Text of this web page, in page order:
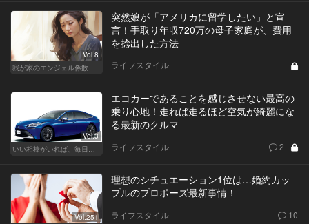
Vol.8
我が家のエンジェル係数
突然娘が「アメリカに留学したい」と宣
言！手取り年収720万の母子家庭が、費用
を捻出した方法
ライフスタイル
Vol.3
エコカーであることを感じさせない最高の
乗り心地！走れば走るほど空気が綺麗にな
る最新のクルマ
ライフスタイル 2
Vol.251
理想のシチュエーション1位は…婚約カッ
プルのプロポーズ最新事情！
ライフスタイル 10